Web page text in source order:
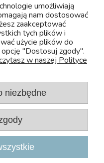
Nadzór sprawuje :
umożliwiają
nam dostosować
zaakceptować
tych plików i
użycie plików do
"Dostosuj zgody".
w naszej Polityce
niezbędne